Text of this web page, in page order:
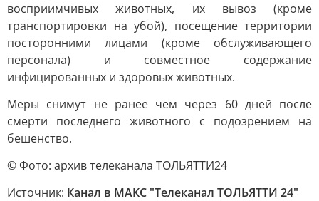
восприимчивых животных, их вывоз (кроме
транспортировки на убой), посещение территории
посторонними лицами (кроме обслуживающего
персонала) и совместное содержание
инфицированных и здоровых животных.
Меры снимут не ранее чем через 60 дней после
смерти последнего животного с подозрением на
бешенство.
© Фото: архив телеканала ТОЛЬЯТТИ24
Источник: Канал в МАКС "Телеканал ТОЛЬЯТТИ 24"